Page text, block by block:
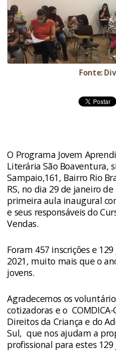
Fonte:
O Programa Jovem
Literária São Boaventura,
Sampaio,161, Bairro Rio
RS, no dia 29 de janeiro
primeira aula inaugural
e seus responsáveis do
Vendas.
Foram 457 inscrições e
2021, muito mais que o
jovens.
Agradecemos os
cotizadoras e o
Direitos da Criança e do
Sul, que nos ajudam a
profissional para estes 129